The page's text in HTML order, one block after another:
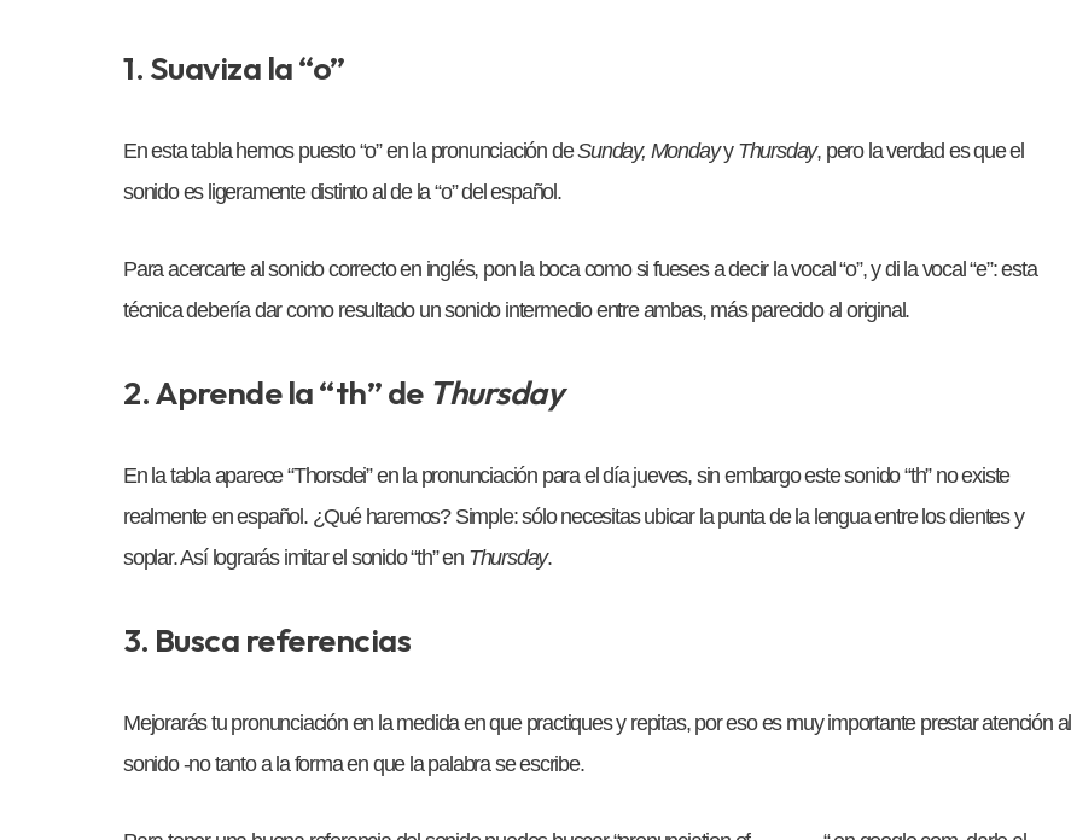
1. Suaviza la “o”
En esta tabla hemos puesto “o” en la pronunciación deSunday, Mondayy Thursday, pero la verdad es que el
sonido es ligeramente distinto al de la “o” del español.
Para acercarte al sonido correcto en inglés, pon la boca como si fueses a decir la vocal “o”, y di la vocal “e”: esta
técnica debería dar como resultado un sonido intermedio entre ambas, más parecido al original.
2. Aprende la “th” de Thursday
En la tabla aparece “Thorsdei” en la pronunciación para el día jueves, sin embargo este sonido “th” no existe
realmente en español. ¿Qué haremos? Simple: sólo necesitas ubicar la punta de la lengua entre los dientes y
soplar. Así lograrás imitar el sonido “th” en Thursday.
3. Busca referencias
Mejorarás tu pronunciación en la medida en que practiques y repitas, por eso es muy importante prestar atención al
sonido -no tanto a la forma en que la palabra se escribe.